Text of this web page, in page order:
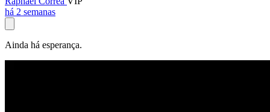
há 2 semanas
Ainda há esperança.